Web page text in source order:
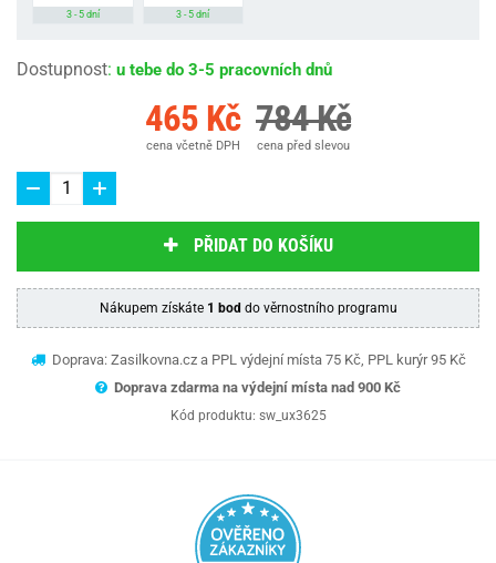
3 - 5 dní 3 - 5 dní
Dostupnost: u tebe do 3-5 pracovních dnů
465 Kč
cena včetně DPH
784 Kč
cena před slevou
PŘIDAT DO KOŠÍKU
Nákupem získáte 1 bod do věrnostního programu
Doprava: Zasilkovna.cz a PPL výdejní místa 75 Kč, PPL kurýr 95 Kč
Doprava zdarma na výdejní místa nad 900 Kč
Kód produktu: sw_ux3625